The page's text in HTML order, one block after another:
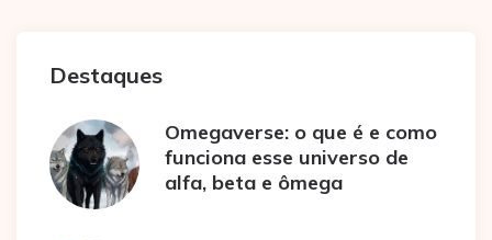
Destaques
Omegaverse: o que é e como
funciona esse universo de
alfa, beta e ômega